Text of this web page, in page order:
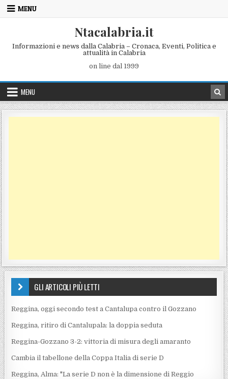
Skip to content
MENU
Ntacalabria.it
Informazioni e news dalla Calabria – Cronaca, Eventi, Politica e
attualità in Calabria
on line dal 1999
MENU
GLI ARTICOLI PIÙ LETTI
Reggina, oggi secondo test a Cantalupa contro il Gozzano
Reggina, ritiro di Cantalupala: la doppia seduta
Reggina-Gozzano 3-2: vittoria di misura degli amaranto
Cambia il tabellone della Coppa Italia di serie D
Reggina, Alma: "La serie D non è la dimensione di Reggio